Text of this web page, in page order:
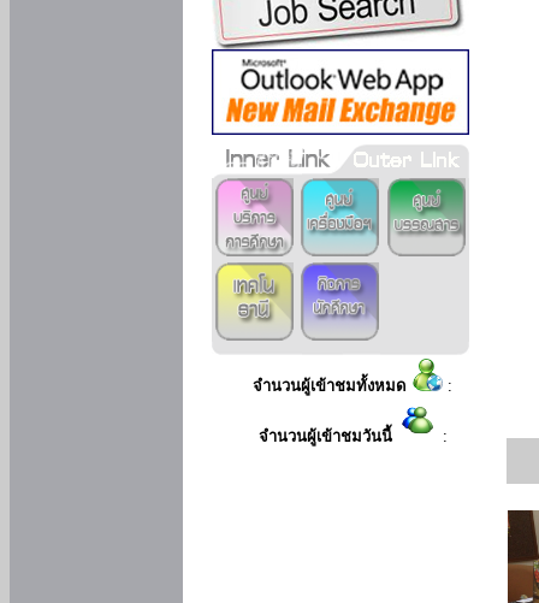
จำนวนผู้เข้าชมทั้งหมด :
จำนวนผู้เข้าชมวันนี้ :